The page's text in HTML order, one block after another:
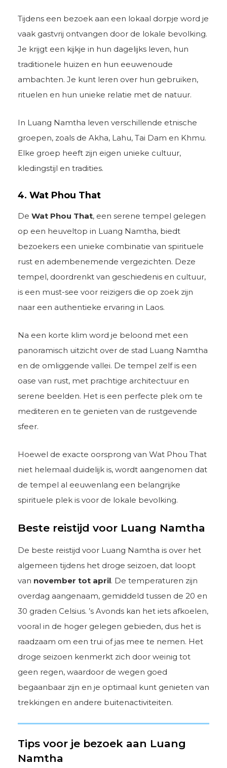
Tijdens een bezoek aan een lokaal dorpje word je
vaak gastvrij ontvangen door de lokale bevolking.
Je krijgt een kijkje in hun dagelijks leven, hun
traditionele huizen en hun eeuwenoude
ambachten. Je kunt leren over hun gebruiken,
rituelen en hun unieke relatie met de natuur.
In Luang Namtha leven verschillende etnische
groepen, zoals de Akha, Lahu, Tai Dam en Khmu.
Elke groep heeft zijn eigen unieke cultuur,
kledingstijl en tradities.
4. Wat Phou That
De Wat Phou That, een serene tempel gelegen
op een heuveltop in Luang Namtha, biedt
bezoekers een unieke combinatie van spirituele
rust en adembenemende vergezichten. Deze
tempel, doordrenkt van geschiedenis en cultuur,
is een must-see voor reizigers die op zoek zijn
naar een authentieke ervaring in Laos.
Na een korte klim word je beloond met een
panoramisch uitzicht over de stad Luang Namtha
en de omliggende vallei. De tempel zelf is een
oase van rust, met prachtige architectuur en
serene beelden. Het is een perfecte plek om te
mediteren en te genieten van de rustgevende
sfeer.
Hoewel de exacte oorsprong van Wat Phou That
niet helemaal duidelijk is, wordt aangenomen dat
de tempel al eeuwenlang een belangrijke
spirituele plek is voor de lokale bevolking.
Beste reistijd voor Luang Namtha
De beste reistijd voor Luang Namtha is over het
algemeen tijdens het droge seizoen, dat loopt
van november tot april. De temperaturen zijn
overdag aangenaam, gemiddeld tussen de 20 en
30 graden Celsius. ’s Avonds kan het iets afkoelen,
vooral in de hoger gelegen gebieden, dus het is
raadzaam om een trui of jas mee te nemen. Het
droge seizoen kenmerkt zich door weinig tot
geen regen, waardoor de wegen goed
begaanbaar zijn en je optimaal kunt genieten van
trekkingen en andere buitenactiviteiten.
Tips voor je bezoek aan Luang
Namtha